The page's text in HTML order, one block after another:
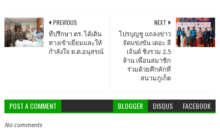
NEXT
โปรบุญชู แถลงข่าว
จัดแข่งขัน เดอะ ลี
เจ้นด์ ชิงรวม 2.5
ล้าน เพื่อนสมาชิก
ร่วมด้วยคึกคักที่
สนามภูเก็ต
PREVIOUS
ที่ปรึกษา ตร. ได้เดิน
ทางเข้าเยี่ยมและให้
กำลังใจ ด.ต.อนุสรณ์
POST A COMMENT BLOGGER DISQUS FACEBOOK
No comments